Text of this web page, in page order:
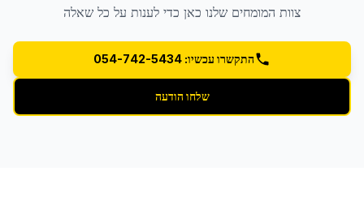
צוות המומחים שלנו כאן כדי לענות על כל שאלה
התקשרו עכשיו: 054-742-5434
שלחו הודעה